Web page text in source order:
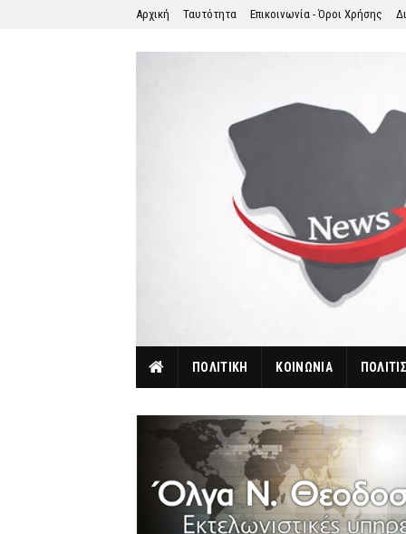
Αρχική Ταυτότητα Επικοινωνία - Όροι Χρήσης
ΠΟΛΙΤΙΚΗ ΚΟΙΝΩΝΙΑ